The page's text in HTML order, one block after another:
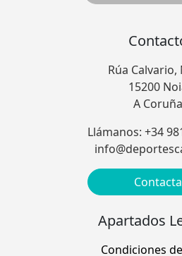
Rúa Calvario,
15200
A Coruña
Llámanos: +34
Contacta
Apartados
Condiciones